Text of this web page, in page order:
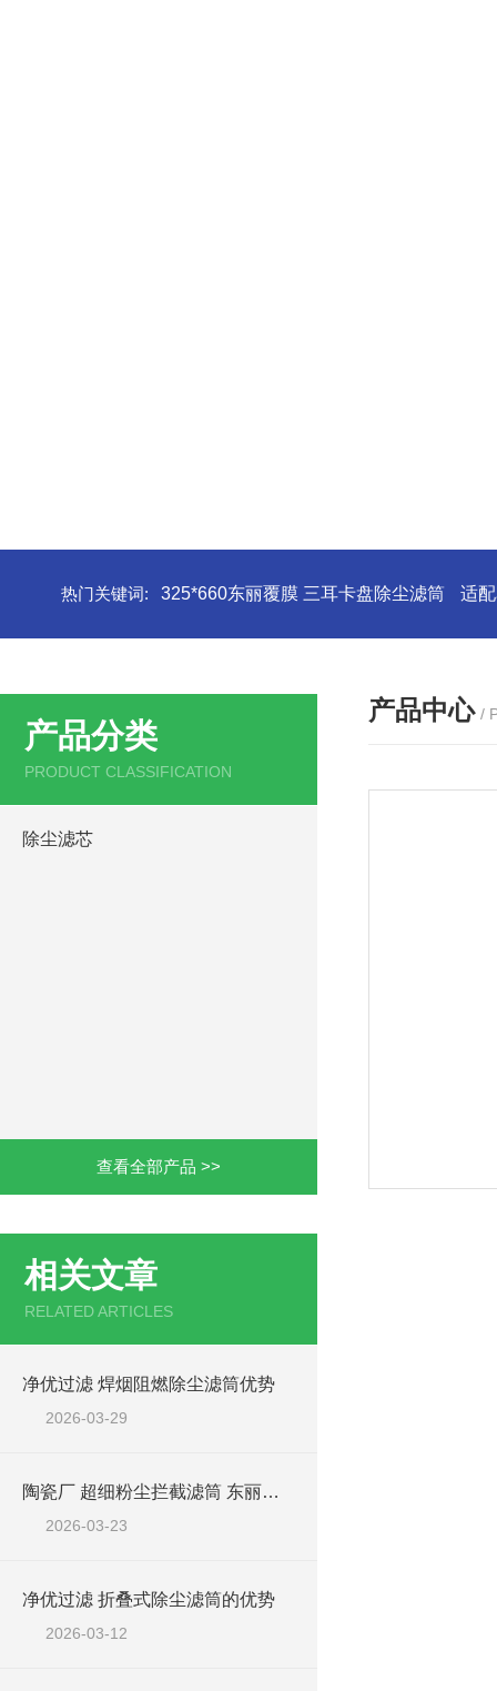
热门关键词: 325*660东丽覆膜 三耳卡盘除尘滤筒 适
产品分类
PRODUCT CLASSIFICATION
除尘滤芯
查看全部产品 >>
相关文章
RELATED ARTICLES
净优过滤 焊烟阻燃除尘滤筒优势
2026-03-29
陶瓷厂 超细粉尘拦截滤筒 东丽覆膜滤材
2026-03-23
净优过滤 折叠式除尘滤筒的优势
2026-03-12
产品中心 /